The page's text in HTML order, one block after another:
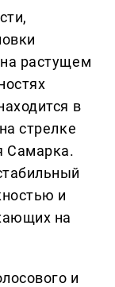
растущем
в
стрелке
Самарка.
и
на
и